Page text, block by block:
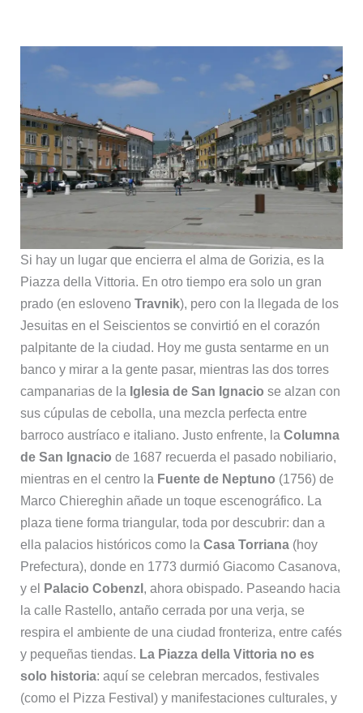
Si hay un lugar que encierra el alma de Gorizia, es la
Piazza della Vittoria. En otro tiempo era solo un gran
prado (en esloveno Travnik), pero con la llegada de los
Jesuitas en el Seiscientos se convirtió en el corazón
palpitante de la ciudad. Hoy me gusta sentarme en un
banco y mirar a la gente pasar, mientras las dos torres
campanarias de la Iglesia de San Ignacio se alzan con
sus cúpulas de cebolla, una mezcla perfecta entre
barroco austríaco e italiano. Justo enfrente, la Columna
de San Ignacio de 1687 recuerda el pasado nobiliario,
mientras en el centro la Fuente de Neptuno (1756) de
Marco Chiereghin añade un toque escenográfico. La
plaza tiene forma triangular, toda por descubrir: dan a
ella palacios históricos como la Casa Torriana(hoy
Prefectura), donde en 1773 durmió Giacomo Casanova,
y el
Palacio Cobenzl , ahora obispado. Paseando hacia
la calle Rastello, antaño cerrada por una verja, se
respira el ambiente de una ciudad fronteriza, entre cafés
y pequeñas tiendas. La Piazza della Vittoria no es
solo historia: aquí se celebran mercados, festivales
(como el Pizza Festival) y manifestaciones culturales, y